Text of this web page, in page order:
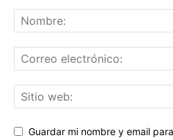
Guardar mi nombre y email